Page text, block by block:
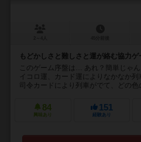
もどかしさと難しさと運が絡む協力ゲ
このゲーム序盤は… あれ？簡単じゃ
イコロ運、カード運によりなかなか
司令カードにより列車がでて、どの色
84
興味あり
151
経験あり